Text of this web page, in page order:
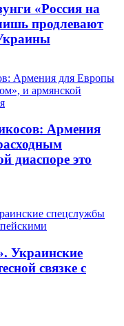
«Россия на
продлевают
Армения
диаспоре это
Украинские
связке с